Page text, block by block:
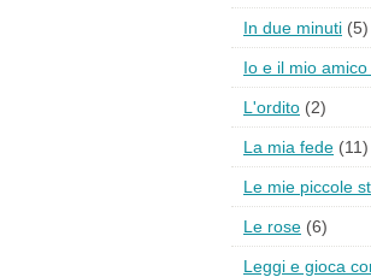
In due minuti (5)
Io e il mio amico
L'ordito (2)
La mia fede (11)
Le mie piccole
Le rose (6)
Leggi e gioca